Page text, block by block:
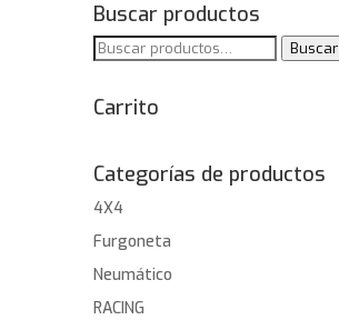
Buscar productos
Buscar
Buscar
Carrito
Categorías de productos
4X4
Furgoneta
Neumático
RACING